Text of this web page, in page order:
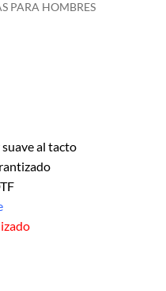
PARA HOMBRES
al tacto